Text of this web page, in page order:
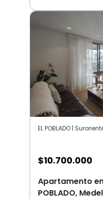
EL POBLADO |
$10.700.000
Apartamento
POBLADO,